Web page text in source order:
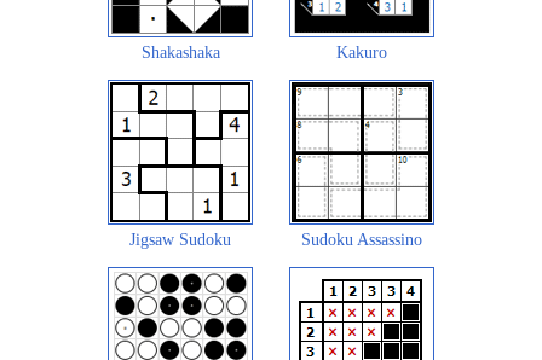
Shakashaka Kakuro
Jigsaw Sudoku Sudoku Assassino